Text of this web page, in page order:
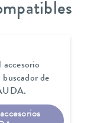
accesorio
de